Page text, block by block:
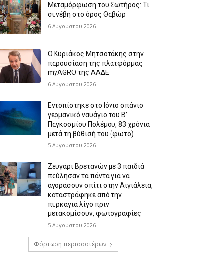
Μεταμόρφωση του Σωτήρος: Τι
συνέβη στο όρος Θαβώρ
6 Αυγούστου 2026
Ο Κυριάκος Μητσοτάκης στην
παρουσίαση της πλατφόρμας
myAGRO της ΑΑΔΕ
6 Αυγούστου 2026
Εντοπίστηκε στο Ιόνιο σπάνιο
γερμανικό ναυάγιο του Β’
Παγκοσμίου Πολέμου, 83 χρόνια
μετά τη βύθισή του (φωτο)
5 Αυγούστου 2026
Ζευγάρι Βρετανών με 3 παιδιά
πούλησαν τα πάντα για να
αγοράσουν σπίτι στην Αιγιάλεια,
καταστράφηκε από την
πυρκαγιά λίγο πριν
μετακομίσουν, φωτογραφίες
5 Αυγούστου 2026
Φόρτωση περισσοτέρων